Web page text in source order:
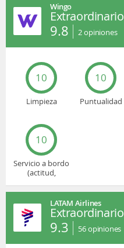
Wingo
Extraordinario
9.8 2opiniones
10
Limpieza
10
Puntualidad
10
Servicio a bordo
(actitud,
LATAM Airlines
Extraordinario
9.3 56opiniones